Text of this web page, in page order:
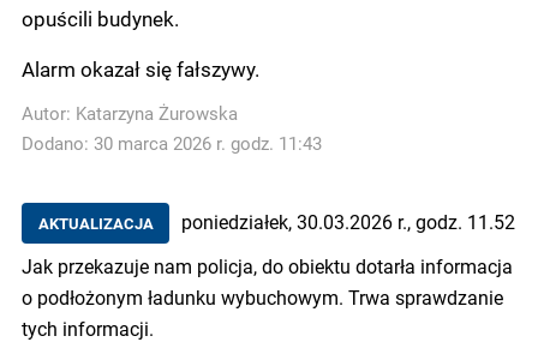
opuścili budynek.
Alarm okazał się fałszywy.
Autor: Katarzyna Żurowska
Dodano: 30 marca 2026 r. godz. 11:43
AKTUALIZACJA
poniedziałek, 30.03.2026 r., godz. 11.52
Jak przekazuje nam policja, do obiektu dotarła informacja
o podłożonym ładunku wybuchowym. Trwa sprawdzanie
tych informacji.